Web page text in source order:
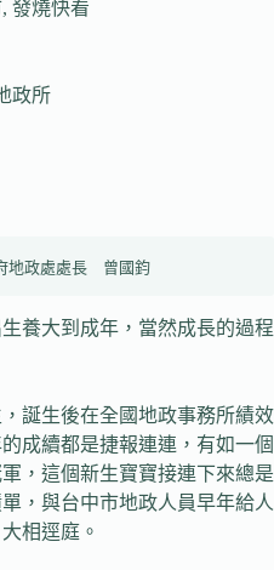
, 發燒快看
政所
臺中市政府地政處處長　曾國鈞
大到成年，當然成長的過程
生後在全國地政事務所績效
成續都是捷報連連，有如一個
，這個新生寶寶接連下來總是
，與台中市地政人員早年給人
相逕庭。